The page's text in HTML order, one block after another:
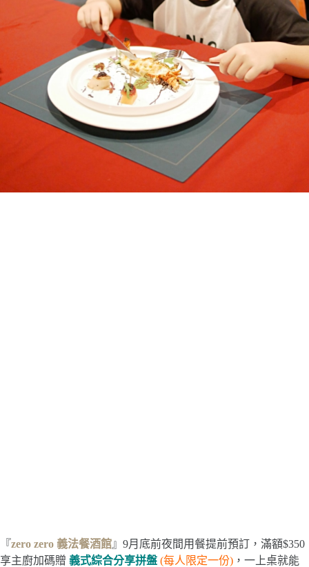
『zero zero 義法餐酒館』9月底前夜間用餐提前預訂，滿額$350
享主廚加碼贈 義式綜合分享拼盤 (每人限定一份) ，一上桌就能